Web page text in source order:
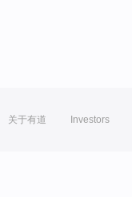
关于有道 Investors